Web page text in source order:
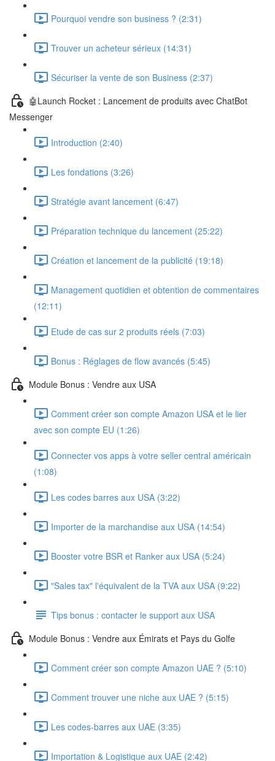
Pourquoi vendre son business ? (2:31)
Trouver un acheteur sérieux (14:31)
Sécuriser la vente de son Business (2:37)
🤖Launch Rocket : Lancement de produits avec ChatBot
Messenger
Introduction (2:40)
Les fondations (3:26)
Stratégie avant lancement (6:47)
Préparation technique du lancement (25:22)
Création et lancement de la publicité (19:18)
Management quotidien et obtention de commentaires
(12:11)
Etude de cas sur 2 produits réels (7:03)
Bonus : Réglages de flow avancés (5:45)
Module Bonus : Vendre aux USA
Comment créer son compte Amazon USA et le lier
avec son compte EU (1:26)
Connecter vos apps à votre seller central américain
(1:08)
Les codes barres aux USA (3:22)
Importer de la marchandise aux USA (14:54)
Booster votre BSR et Ranker aux USA (5:24)
"Sales tax" l'équivalent de la TVA aux USA (9:22)
Tips bonus : contacter le support aux USA
Module Bonus : Vendre aux Émirats et Pays du Golfe
Comment créer son compte Amazon UAE ? (5:10)
Comment trouver une niche aux UAE ? (5:15)
Les codes-barres aux UAE (3:35)
Importation & Logistique aux UAE (2:42)